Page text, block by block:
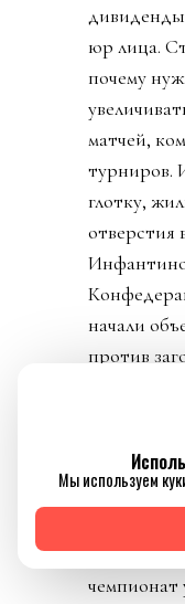
дивиденды
юр лица.
почему
матчей,
турниров.
глотку,
отверстия
начали
против
День 6. В
тихо.
заявил о
Напомню,
чемпионат
Мы используем